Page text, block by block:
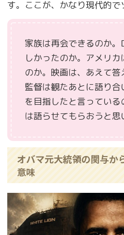
す。ここが、かなり現代的で
家族は再会できるのか
しかったのか。アメリ
のか。映画は、あえて答
監督は観たあとに語り合
を目指したと言ってい
は語らせてもらおうと思
オバマ元大統領の関与か
意味